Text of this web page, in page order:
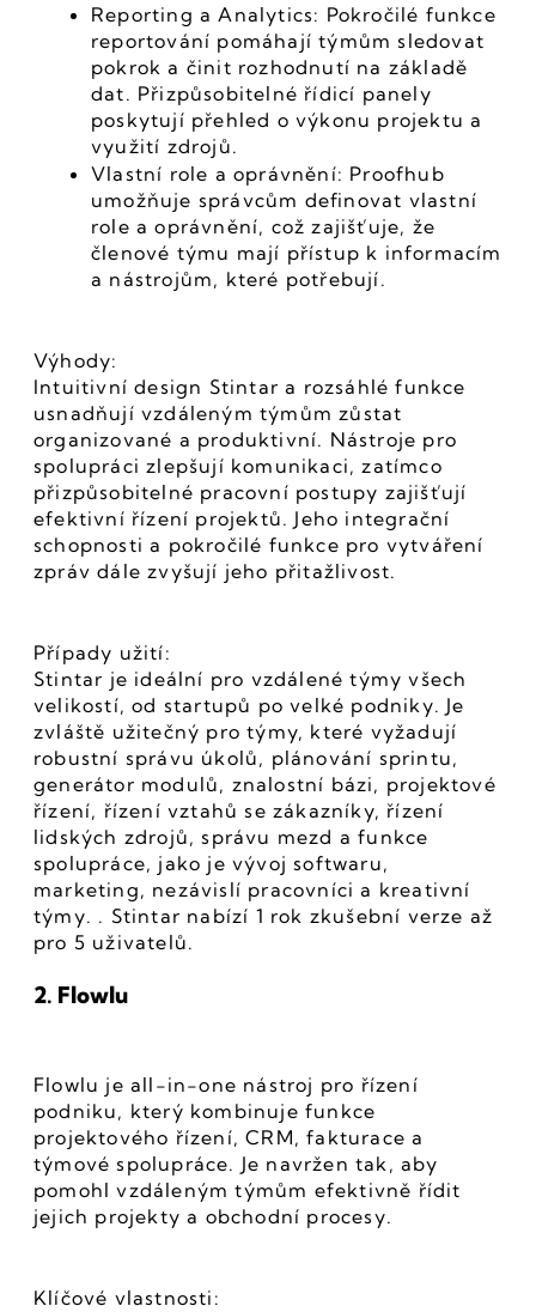
Reporting a Analytics: Pokročilé funkce
reportování pomáhají týmům sledovat
pokrok a činit rozhodnutí na základě
dat. Přizpůsobitelné řídicí panely
poskytují přehled o výkonu projektu a
využití zdrojů.
Vlastní role a oprávnění: Proofhub
umožňuje správcům definovat vlastní
role a oprávnění, což zajišťuje, že
členové týmu mají přístup k informacím
a nástrojům, které potřebují.
Výhody:
Intuitivní design Stintar a rozsáhlé funkce
usnadňují vzdáleným týmům zůstat
organizované a produktivní. Nástroje pro
spolupráci zlepšují komunikaci, zatímco
přizpůsobitelné pracovní postupy zajišťují
efektivní řízení projektů. Jeho integrační
schopnosti a pokročilé funkce pro vytváření
zpráv dále zvyšují jeho přitažlivost.
Případy užití:
Stintar je ideální pro vzdálené týmy všech
velikostí, od startupů po velké podniky. Je
zvláště užitečný pro týmy, které vyžadují
robustní správu úkolů, plánování sprintu,
generátor modulů, znalostní bázi, projektové
řízení, řízení vztahů se zákazníky, řízení
lidských zdrojů, správu mezd a funkce
spolupráce, jako je vývoj softwaru,
marketing, nezávislí pracovníci a kreativní
týmy. . Stintar nabízí 1 rok zkušební verze až
pro 5 uživatelů.
2. Flowlu
Flowlu je all-in-one nástroj pro řízení
podniku, který kombinuje funkce
projektového řízení, CRM, fakturace a
týmové spolupráce. Je navržen tak, aby
pomohl vzdáleným týmům efektivně řídit
jejich projekty a obchodní procesy.
Klíčové vlastnosti: